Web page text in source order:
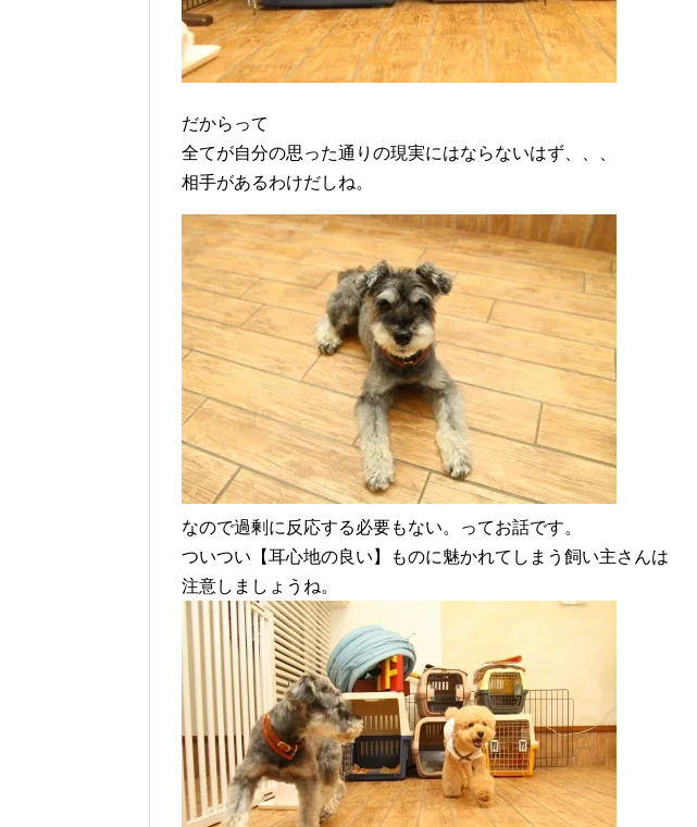
だからって
全てが自分の思った通りの現実にはならないはず、、、
相手があるわけだしね。
なので過剰に反応する必要もない。ってお話です。
ついつい【耳心地の良い】ものに魅かれてしまう飼い主さんは
注意しましょうね。